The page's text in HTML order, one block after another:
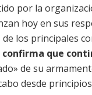
por la
hoy en sus
los principales
confirma que
de su
desde